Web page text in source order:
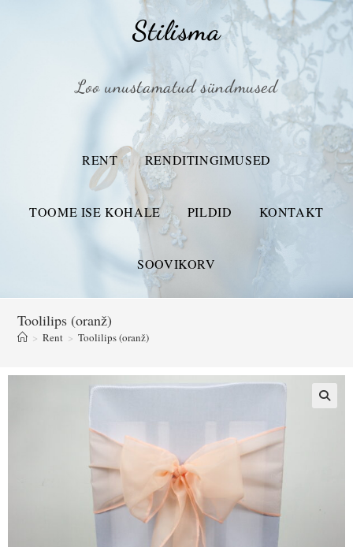
Stilisma
Loo unustamatud sündmused
RENT RENDITINGIMUSED
TOOME ISE KOHALE PILDID KONTAKT
SOOVIKORV
Toolilips (oranž)
> Rent > Toolilips (oranž)